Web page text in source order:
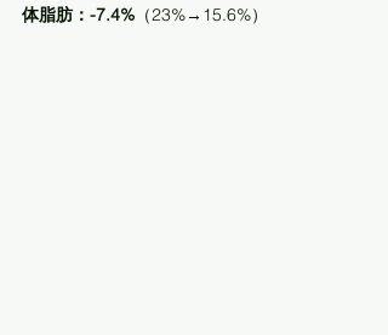
体脂肪：-7.4% （23%→15.6%）